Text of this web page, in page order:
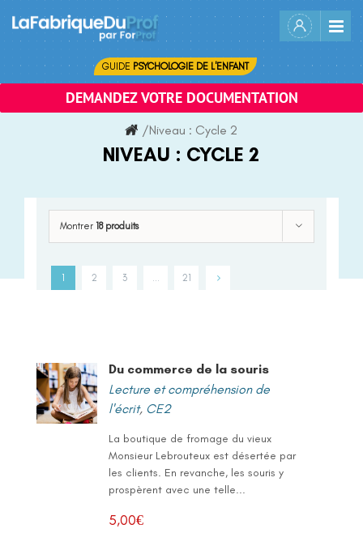
content
GUIDE PSYCHOLOGIE DE L'ENFANT
DEMANDEZ VOTRE DOCUMENTATION
/Niveau : Cycle 2
NIVEAU : CYCLE 2
Montrer 18 produits
1 2 3 21
Du commerce de la souris
Lecture et compréhension de
l'écrit, CE2
La boutique de fromage du vieux
Monsieur Lebrouteux est désertée par
les clients. En revanche, les souris y
prospèrent avec une telle...
5,00€